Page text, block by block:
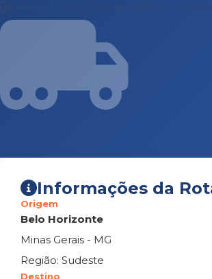
Falar no
Informações da
Origem
Belo Horizonte
Minas Gerais - MG
Região: Sudeste
Destino